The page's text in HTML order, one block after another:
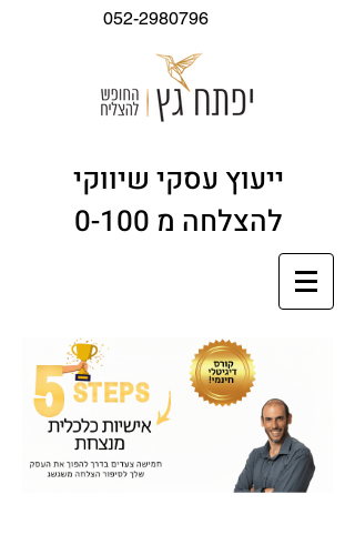
052-2980796
ייעוץ עסקי שיווקי
להצלחה מ 0-100